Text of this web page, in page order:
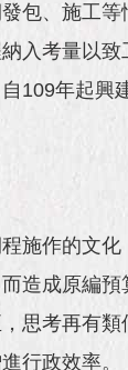
包、施工等
入考量以
109年起
施作的文
造成原編預
思考再有
行政效率。